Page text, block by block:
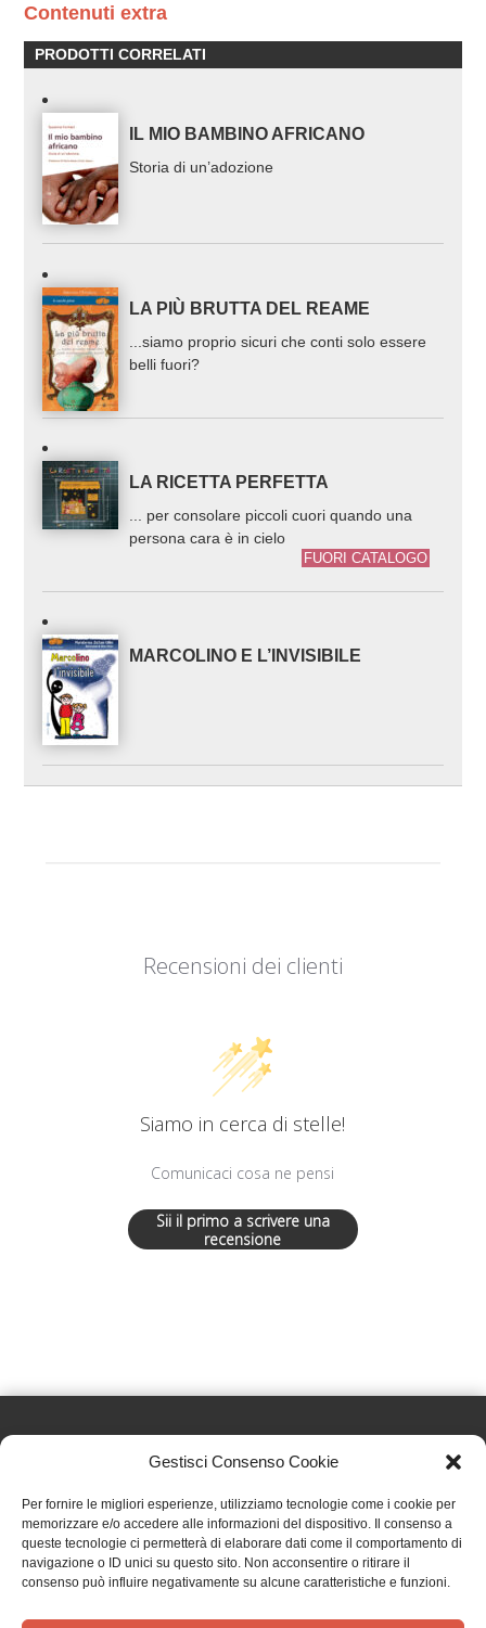
Gestisci Consenso Cookie
Per fornire le migliori esperienze, utilizziamo tecnologie come i cookie per
memorizzare e/o accedere alle informazioni del dispositivo. Il consenso a
queste tecnologie ci permetterà di elaborare dati come il comportamento di
navigazione o ID unici su questo sito. Non acconsentire o ritirare il
consenso può influire negativamente su alcune caratteristiche e funzioni.
Contenuti extra
PRODOTTI CORRELATI
IL MIO BAMBINO AFRICANO
Storia di un’adozione
LA PIÙ BRUTTA DEL REAME
...siamo proprio sicuri che conti solo essere
belli fuori?
LA RICETTA PERFETTA
... per consolare piccoli cuori quando una
persona cara è in cielo
FUORI CATALOGO
MARCOLINO E L’INVISIBILE
Recensioni dei clienti
Siamo in cerca di stelle!
Comunicaci cosa ne pensi
Sii il primo a scrivere una
recensione
Effatà Editrice di Pellegrino Paolo SAS
C.F. e P.IVA 09655250018
Via Tre Denti, 1 - 10060 Cantalupa (TO)
Telefono: (+39) 0121 353452 - Fax: (+39) 0121 353839